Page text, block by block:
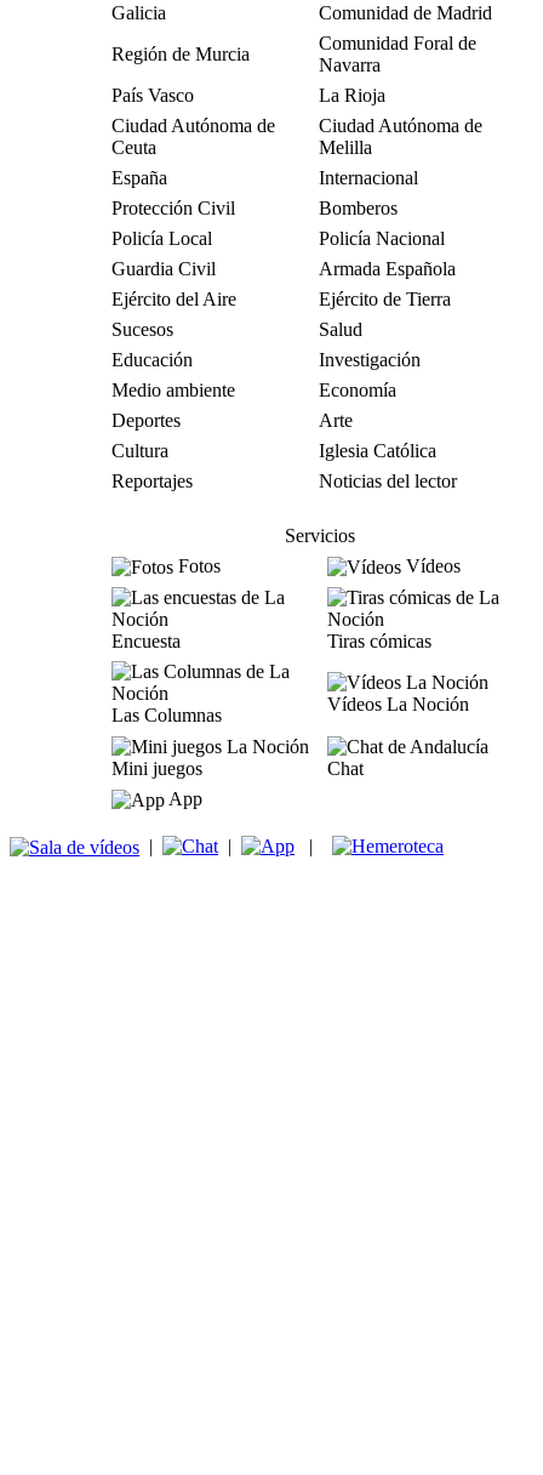
Galicia
Comunidad de Madrid
Región de Murcia
Comunidad Foral de
Navarra
País Vasco
La Rioja
Ciudad Autónoma de
Ceuta
Ciudad Autónoma de
Melilla
España
Internacional
Protección Civil
Bomberos
Policía Local
Policía Nacional
Guardia Civil
Armada Española
Ejército del Aire
Ejército de Tierra
Sucesos
Salud
Educación
Investigación
Medio ambiente
Economía
Deportes
Arte
Cultura
Iglesia Católica
Reportajes
Noticias del lector
Servicios
Fotos
Vídeos
Encuesta Tiras cómicas
Las Columnas
Vídeos La Noción
Mini juegos
Chat
App
| | |